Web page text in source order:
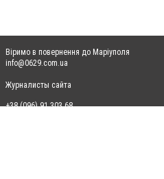
Віримо в повернення до Маріуполя
info@0629.com.ua
Журналисты сайта
+38 (096) 91 303 68